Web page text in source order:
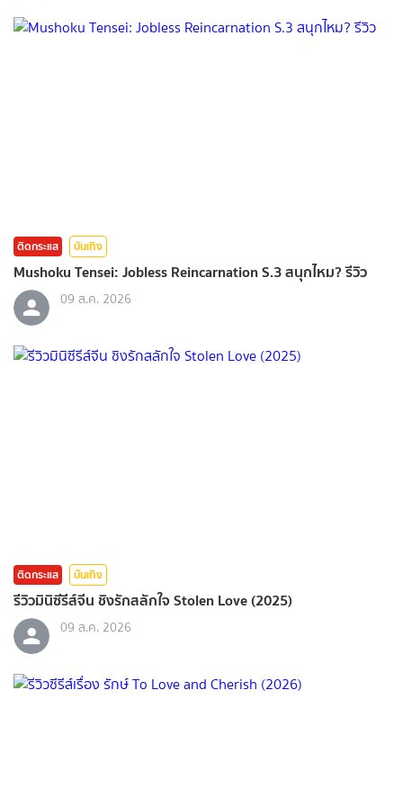
ติดกระแส บันเทิง
Mushoku Tensei: Jobless Reincarnation S.3 สนุกไหม? รีวิว
09 ส.ค. 2026
ติดกระแส บันเทิง
รีวิวมินิซีรีส์จีน ชิงรักสลักใจ Stolen Love (2025)
09 ส.ค. 2026